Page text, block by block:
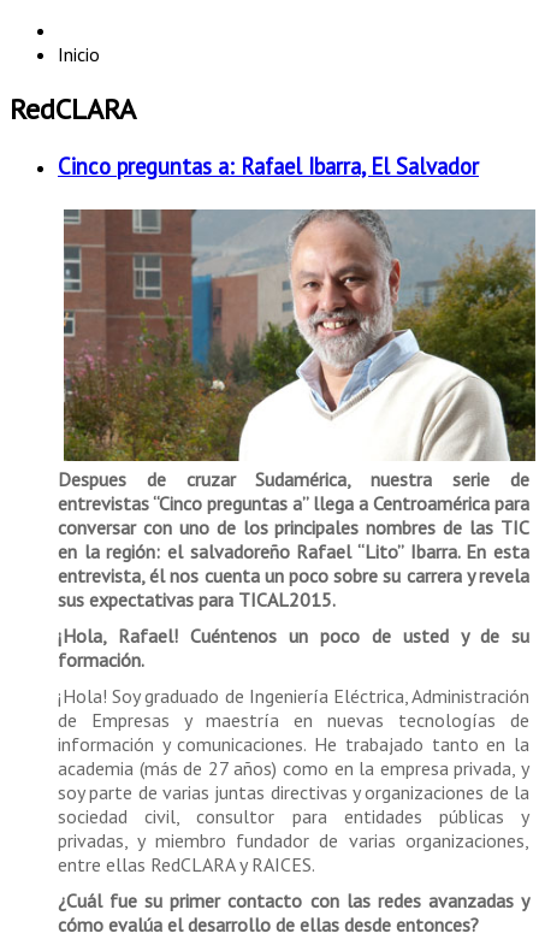
Inicio
RedCLARA
Cinco preguntas a: Rafael Ibarra, El Salvador
Despues de cruzar Sudamérica, nuestra serie de
entrevistas “Cinco preguntas a” llega a Centroamérica para
conversar con uno de los principales nombres de las TIC
en la región: el salvadoreño Rafael “Lito” Ibarra. En esta
entrevista, él nos cuenta un poco sobre su carrera y revela
sus expectativas para TICAL2015.
¡Hola, Rafael! Cuéntenos un poco de usted y de su
formación.
¡Hola! Soy graduado de Ingeniería Eléctrica, Administración
de Empresas y maestría en nuevas tecnologías de
información y comunicaciones. He trabajado tanto en la
academia (más de 27 años) como en la empresa privada, y
soy parte de varias juntas directivas y organizaciones de la
sociedad civil, consultor para entidades públicas y
privadas, y miembro fundador de varias organizaciones,
entre ellas RedCLARA y RAICES.
¿Cuál fue su primer contacto con las redes avanzadas y
cómo evalúa el desarrollo de ellas desde entonces?